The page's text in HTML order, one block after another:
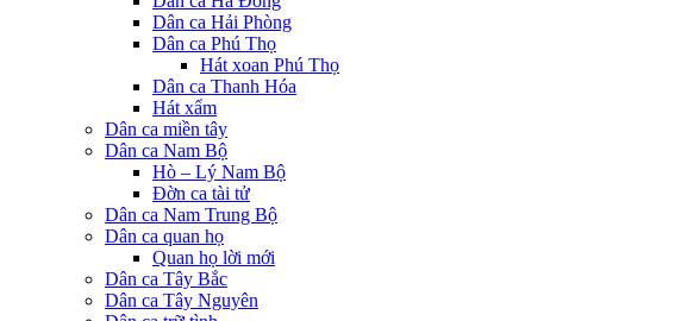
Dân ca Hải Phòng
Dân ca Phú Thọ
Hát xoan Phú Thọ
Dân ca Thanh Hóa
Hát xẩm
Dân ca miền tây
Dân ca Nam Bộ
Hò – Lý Nam Bộ
Đờn ca tài tử
Dân ca Nam Trung Bộ
Dân ca quan họ
Quan họ lời mới
Dân ca Tây Bắc
Dân ca Tây Nguyên